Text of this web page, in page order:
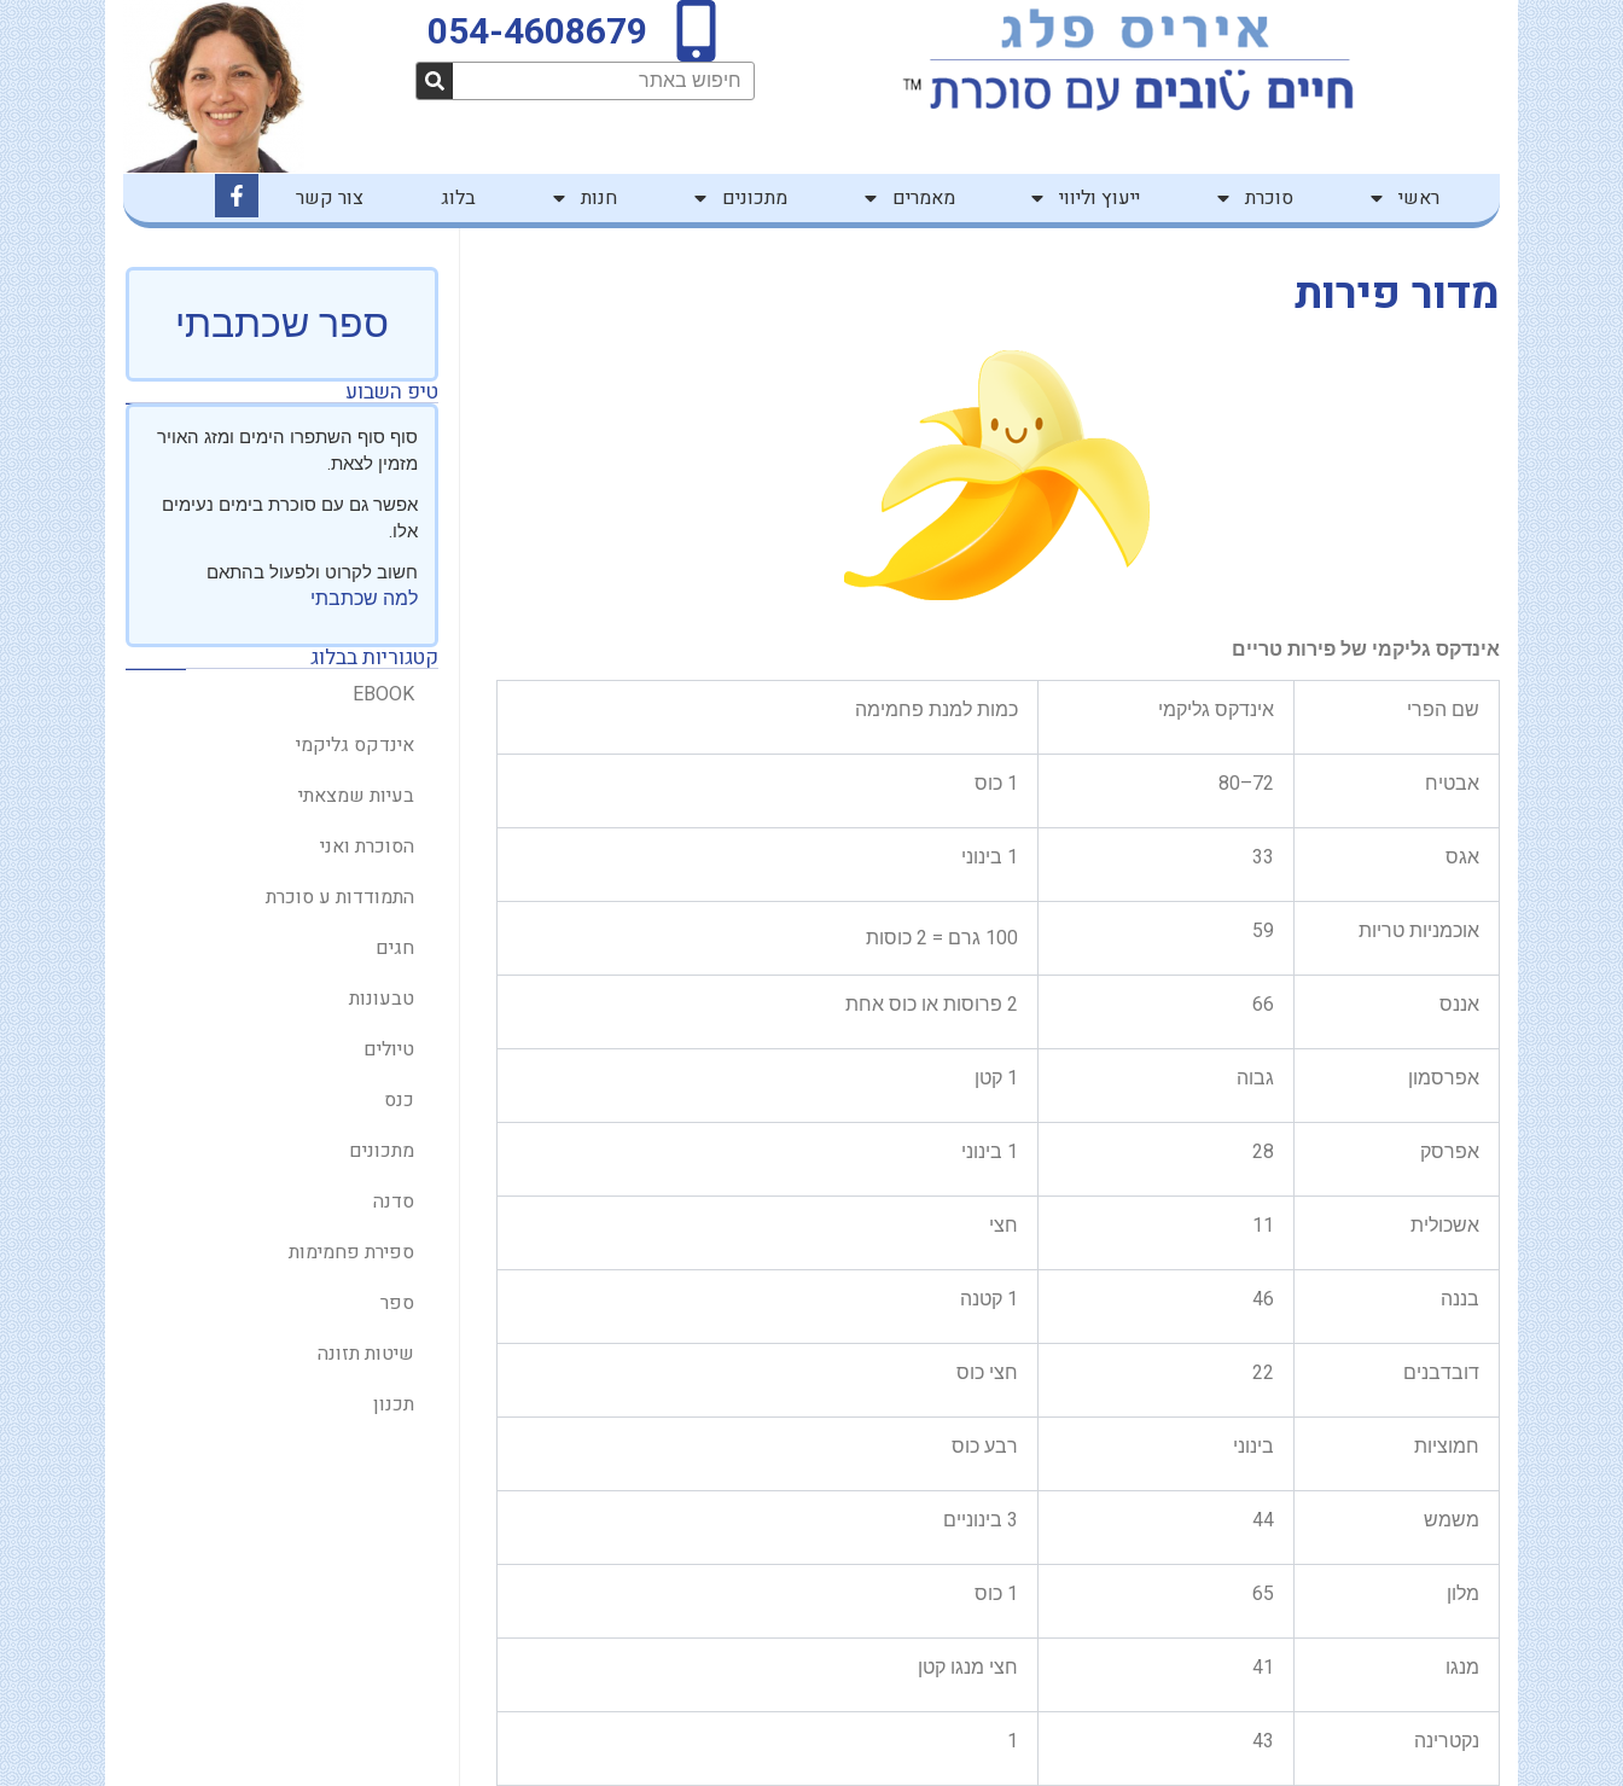
לתוכן
דילוג
לתוכן
054-4608679
חיפוש
ראשי סוכרת ייעוץ וליווי מאמרים מתכונים חנות בלוג צור קשר
c
b
o
k
f
מדור פירות
אינדקס גליקמי של פירות טריים
שם הפרי אינדקס גליקמי כמות למנת פחמימה
אבטיח 72–80 1 כוס
אגס 33 1 בינוני
אוכמניות טריות 59 100 גרם = 2 כוסות
אננס 66 2 פרוסות או כוס אחת
אפרסמון גבוה 1 קטן
אפרסק 28 1 בינוני
אשכולית 11 חצי
בננה 46 1 קטנה
דובדבנים 22 חצי כוס
חמוציות בינוני רבע כוס
משמש 44 3 בינוניים
מלון 65 1 כוס
מנגו 41 חצי מנגו קטן
נקטרינה 43
1
ספר שכתבתי
טיפ השבוע
סוף סוף השתפרו הימים ומזג האויר
מזמין לצאת.
אפשר גם עם סוכרת בימים נעימים
אלו.
חשוב לקרוט ולפעול בהתאם
למה שכתבתי
קטגוריות בבלוג
EBOOK
אינדקס גליקמי
בעיות שמצאתי
הסוכרת ואני
התמודדות ע סוכרת
חגים
טבעונות
טיולים
כנס
מתכונים
סדנה
ספירת פחמימות
ספר
שיטות תזונה
תכנון